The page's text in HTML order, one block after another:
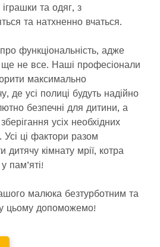
та одяг, з
та натхненно вчаться.
функціональність, адже
ще не все. Наші професіонали
максимально
де усі полиці будуть надійно
безпечні для дитини, а
усіх необхідних
Усі ці фактори разом
кімнату мрії, котра
пам’яті!
малюка безтурботним та
цьому допоможемо!